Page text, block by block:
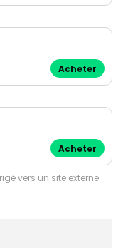
Acheter
Acheter
vers un site externe.